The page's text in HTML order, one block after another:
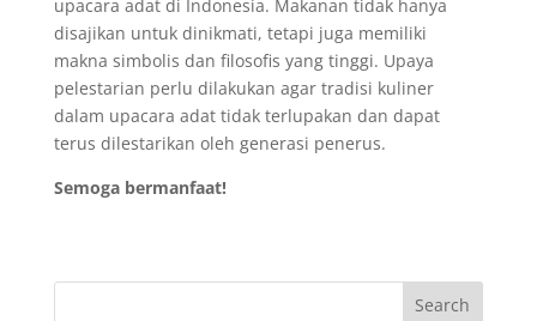
upacara adat di Indonesia. Makanan tidak hanya
disajikan untuk dinikmati, tetapi juga memiliki
makna simbolis dan filosofis yang tinggi. Upaya
pelestarian perlu dilakukan agar tradisi kuliner
dalam upacara adat tidak terlupakan dan dapat
terus dilestarikan oleh generasi penerus.
Semoga bermanfaat!